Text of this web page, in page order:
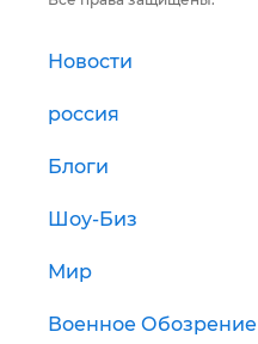
Новости
россия
Блоги
Шоу-Биз
Мир
Военное Обозрение